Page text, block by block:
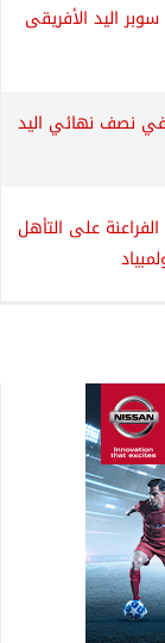
اليد الأفريقى
نصف نهائي اليد
على التأهل